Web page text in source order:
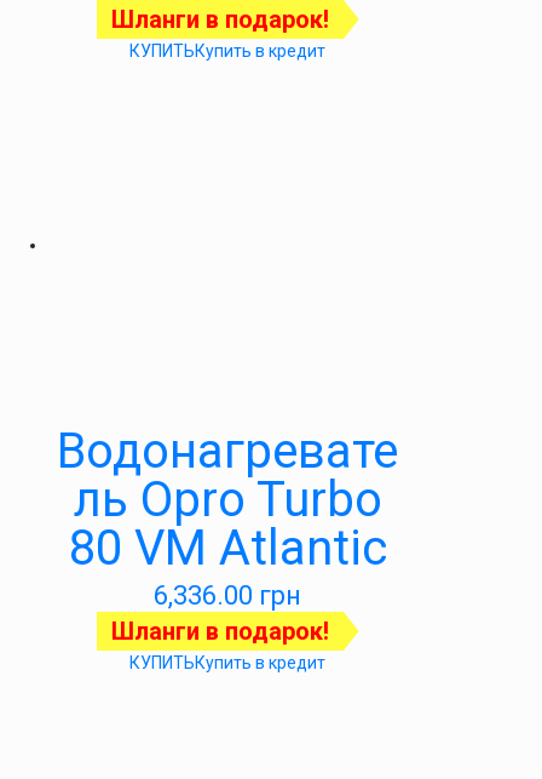
Шланги в подарок!
КУПИТЬКупить в кредит
Водонагревате
ль Opro Turbo
80 VM Atlantic
6,336.00 грн
Шланги в подарок!
КУПИТЬКупить в кредит